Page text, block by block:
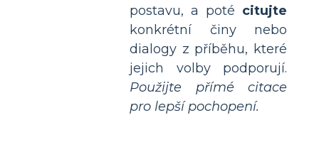
postavu, a poté citujte
konkrétní činy nebo
dialogy z příběhu, které
jejich volby podporují.
Použijte přímé citace
pro lepší pochopení.